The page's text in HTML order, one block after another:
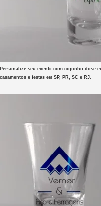
Personalize seu evento com copinho dose
casamentos e festas em SP, PR, SC e RJ.